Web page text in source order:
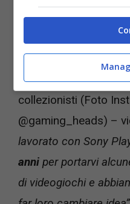
Le statuette di
sempre più rare e
collezionisti (Foto
@gaming_heads) –
lavorato con Sony
anni per portarvi
di videogiochi e